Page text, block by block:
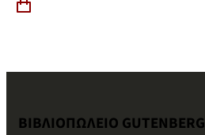
ΒΙΒΛΙΟΠΩΛΕΙΟ GUTENBERG